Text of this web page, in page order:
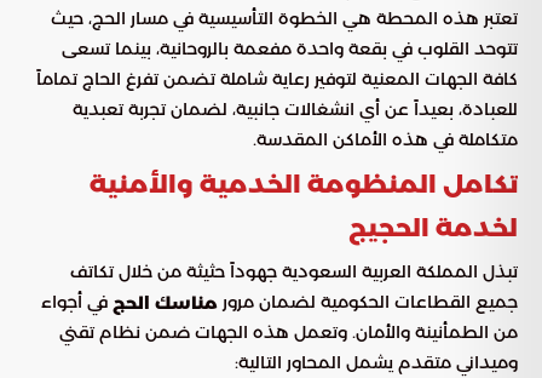
تعتبر هذه المحطة هي الخطوة التأسيسية في مسار الحج، حيث
تتوحد القلوب في بقعة واحدة مفعمة بالروحانية، بينما تسعى
كافة الجهات المعنية لتوفير رعاية شاملة تضمن تفرغ الحاج تماماً
للعبادة، بعيداً عن أي انشغالات جانبية، لضمان تجربة تعبدية
متكاملة في هذه الأماكن المقدسة.
تكامل المنظومة الخدمية والأمنية
لخدمة الحجيج
تبذل المملكة العربية السعودية جهوداً حثيثة من خلال تكاتف
جميع القطاعات الحكومية لضمان مرور مناسك الحج في أجواء
من الطمأنينة والأمان. وتعمل هذه الجهات ضمن نظام تقني
وميداني متقدم يشمل المحاور التالية: